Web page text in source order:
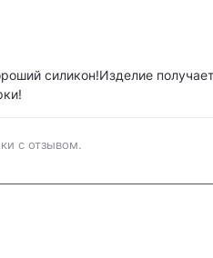
силикон!Изделие
с отзывом.